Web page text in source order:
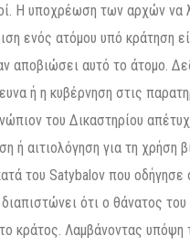
Η υποχρέωση των αρχών να
ενός ατόμου υπό κράτηση
αποβιώσει αυτό το άτομο.
ή η κυβέρνηση στις
του Δικαστηρίου
ή αιτιολόγηση για τη χρήση
του Satybalov που οδήγησε
ότι ο θάνατος
κράτος. Λαμβάνοντας υπόψη